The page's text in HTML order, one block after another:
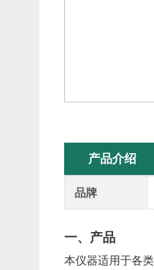
产品介绍
品牌
一、 产品
本仪器适用于各